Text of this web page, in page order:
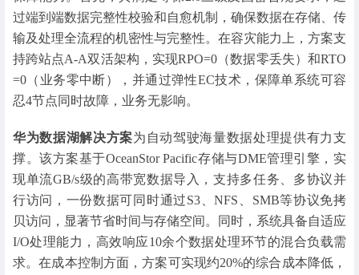
过端到端数据完整性校验和自愈机制，确保数据在存储、传
输及处理全流程的机密性与完整性。在容灾能力上，方案支
持跨站点A-A双活架构，实现RPO=0（数据零丢失）和RTO
=0（业务零中断），并通过弹性EC技术，保障单系统可容
忍4节点同时故障，业务无影响。
华为数据湖解决方案为自动驾驶海量数据处理提供有力支
撑。该方案基于OceanStor Pacific存储与DME管理引擎，实
现单流GB/s级的高带宽数据导入，支持多任务、多协议并
行访问，一份数据可同时通过S3、NFS、SMB等协议免拷
贝访问，显著节省时间与存储空间。同时，系统具备自适应
I/O处理能力，高效响应10余个数据处理环节的混合负载需
求。在成本控制方面，方案可实现约20%的综合成本降低，